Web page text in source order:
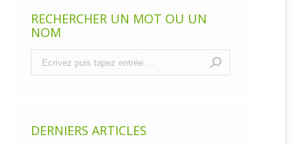
RECHERCHER UN MOT OU UN
NOM
DERNIERS ARTICLES